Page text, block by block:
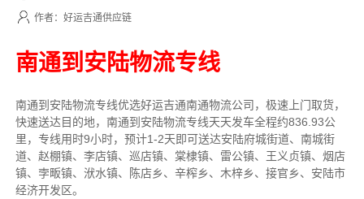
作者：好运吉通供应链
南通到安陆物流专线
南通到安陆物流专线优选好运吉通南通物流公司，极速上门取货，
快速送达目的地，南通到安陆物流专线天天发车全程约836.93公
里，专线用时9小时，预计1-2天即可送达安陆府城街道、南城街
道、赵棚镇、李店镇、巡店镇、棠棣镇、雷公镇、王义贞镇、烟店
镇、孛畈镇、洑水镇、陈店乡、辛榨乡、木梓乡、接官乡、安陆市
经济开发区。